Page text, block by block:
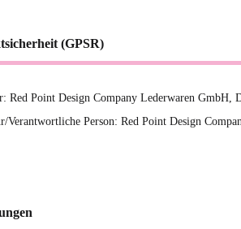
(GPSR)
Red Point Design Company Lederwaren GmbH,
Verantwortliche Person: Red Point Design